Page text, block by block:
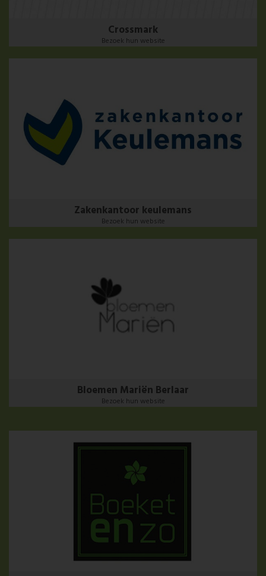
Crossmark
Bezoek hun website
Zakenkantoor keulemans
Bezoek hun website
Bloemen Mariën Berlaar
Bezoek hun website